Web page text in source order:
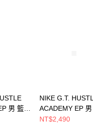
男 籃球
NIKE G.T.
ACADEMY EP
鞋 FJ7808103
NT$2,490